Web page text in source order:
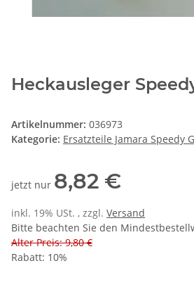
Heckausleger
Artikelnummer: 036973
Kategorie: Ersatzteile Jamara Speedy
jetzt nur 8,82 €
inkl. 19% USt. , zzgl. Versand
Bitte beachten Sie den
Alter Preis: 9,80 €
Rabatt: 10%